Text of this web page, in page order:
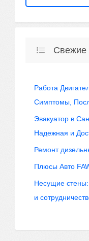
Свежие
Работа
Симптомы,
Эвакуатор в
Надежная и
Ремонт
Плюсы Авто
Несущие стены:
и